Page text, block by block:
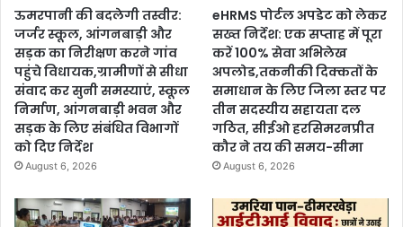
ऊमरपानी की बदलेगी तस्वीर:
जर्जर स्कूल, आंगनबाड़ी और
सड़क का निरीक्षण करने गांव
पहुंचे विधायक,ग्रामीणों से सीधा
संवाद कर सुनी समस्याएं, स्कूल
निर्माण, आंगनबाड़ी भवन और
सड़क के लिए संबंधित विभागों
को दिए निर्देश
August 6, 2026
eHRMS पोर्टल अपडेट को लेकर
सख्त निर्देश: एक सप्ताह में पूरा
करें 100% सेवा अभिलेख
अपलोड,तकनीकी दिक्कतों के
समाधान के लिए जिला स्तर पर
तीन सदस्यीय सहायता दल
गठित, सीईओ हरसिमरनप्रीत
कौर ने तय की समय-सीमा
August 6, 2026